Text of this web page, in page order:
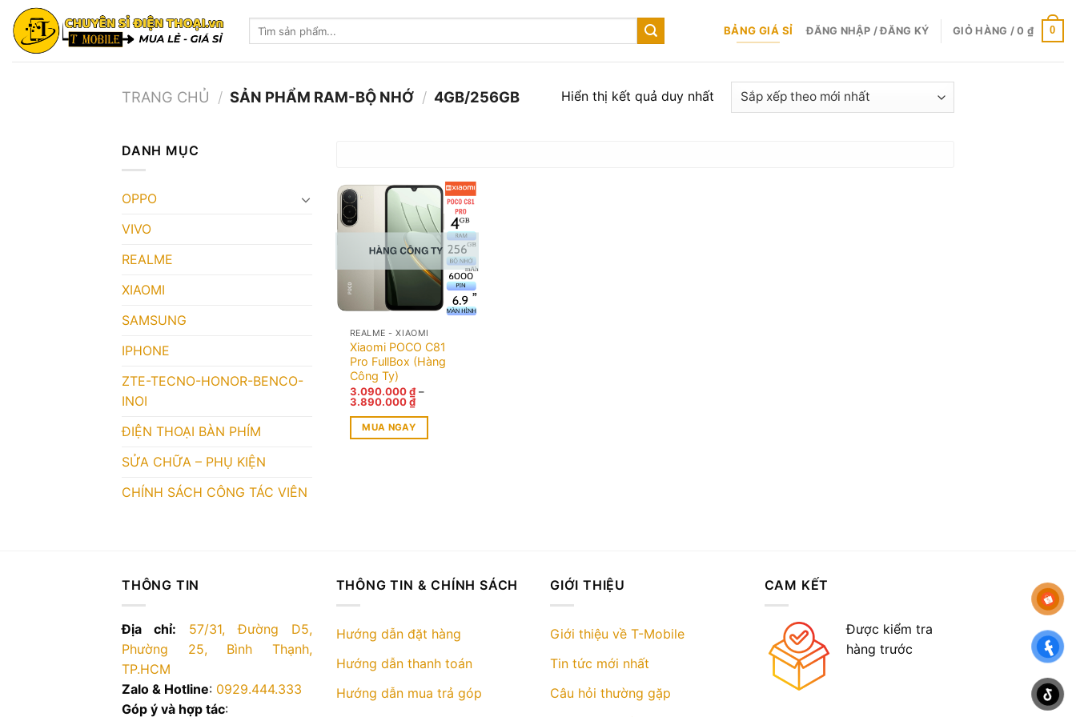
Skip
content
Tìm
BẢNG GIÁ SỈ ĐĂNG NHẬP / ĐĂNG KÝ GIỎ HÀNG /0 ₫ 0
TRANG CHỦ / SẢN PHẨM RAM-BỘ NHỚ / 4GB/256GB Hiển thị kết quả duy nhất
DANH MỤC
OPPO
VIVO
REALME
XIAOMI
SAMSUNG
IPHONE
ZTE-TECNO-HONOR-BENCO-
INOI
ĐIỆN THOẠI BÀN PHÍM
SỬA CHỮA – PHỤ KIỆN
CHÍNH SÁCH CÔNG TÁC VIÊN
REALME - XIAOMI
Xiaomi POCO C81
Pro FullBox (Hàng
Công Ty)
3.090.000₫ –
3.890.000₫Khoảng
giá:
từ
đến
MUA NGAY
Các
tùy
có
được
chọn
THÔNG TIN
Địa chỉ:
57/31, Đường D5,
Phường 25, Bình Thạnh,
TP.HCM
Zalo & Hotline: 0929.444.333
Góp ý và hợp tác:
THÔNG TIN & CHÍNH SÁCH
Hướng dẫn đặt hàng
Hướng dẫn thanh toán
Hướng dẫn mua trả góp
GIỚI THIỆU
Giới thiệu về T-Mobile
Tin tức mới nhất
Câu hỏi thường gặp
CAM KẾT
Được kiểm tra
hàng trước